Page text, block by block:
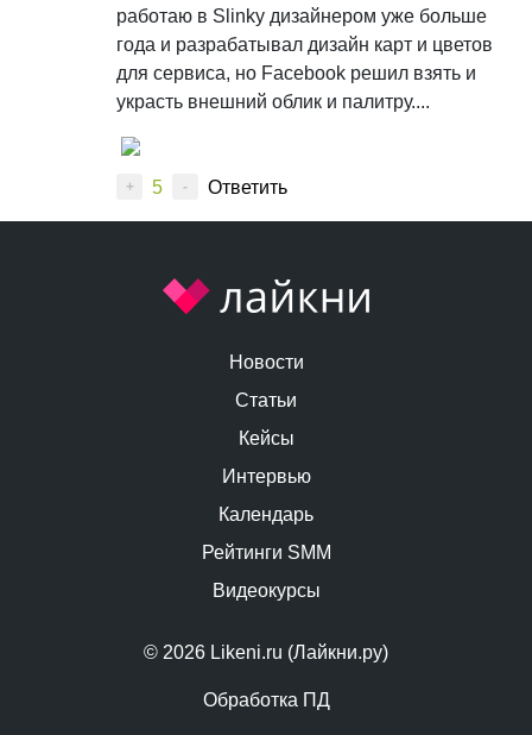
работаю в Slinky дизайнером уже больше
года и разрабатывал дизайн карт и цветов
для сервиса, но Facebook решил взять и
украсть внешний облик и палитру....
+ 5 - Ответить
© 2026 Likeni.ru (Лайкни.ру)
Обработка ПД
Новости
Статьи
Кейсы
Интервью
Календарь
Рейтинги SMM
Видеокурсы